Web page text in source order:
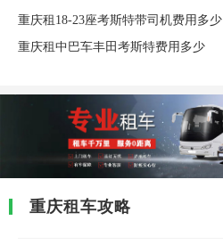
重庆租18-23座考斯特带司机费用多少
重庆租中巴车丰田考斯特费用多少
重庆租车攻略